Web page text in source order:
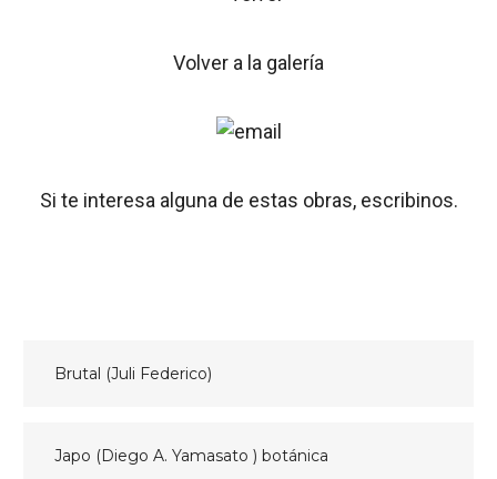
Volver a la galería
Si te interesa alguna de estas obras, escribinos.
Navegación
entradas
Brutal (Juli Federico)
Japo (Diego A. Yamasato ) botánica